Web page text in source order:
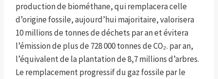
production de biométhane, qui remplacera celle
d’origine fossile, aujourd’hui majoritaire, valorisera
10 millions de tonnes de déchets par an et évitera
l’émission de plus de 728 000 tonnes de CO₂. par an,
l’équivalent de la plantation de 8,7 millions d’arbres.
Le remplacement progressif du gaz fossile par le